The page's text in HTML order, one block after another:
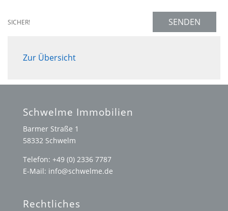
SICHER! SENDEN
Zur Übersicht
Schwelme Immobilien
Barmer Straße 1
58332 Schwelm
Telefon: +49 (0) 2336 7787
E-Mail: info@schwelme.de
Rechtliches